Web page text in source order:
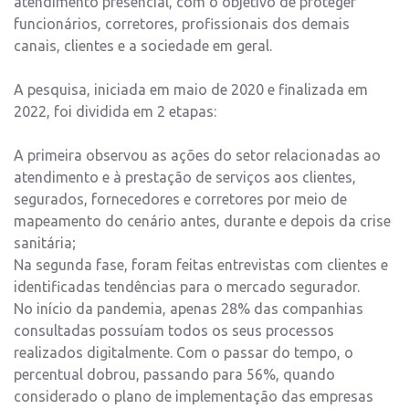
funcionários, corretores, profissionais dos demais
canais, clientes e a sociedade em geral.
A pesquisa, iniciada em maio de 2020 e finalizada em
2022, foi dividida em 2 etapas:
A primeira observou as ações do setor relacionadas ao
atendimento e à prestação de serviços aos clientes,
segurados, fornecedores e corretores por meio de
mapeamento do cenário antes, durante e depois da crise
sanitária;
Na segunda fase, foram feitas entrevistas com clientes e
identificadas tendências para o mercado segurador.
No início da pandemia, apenas 28% das companhias
consultadas possuíam todos os seus processos
realizados digitalmente. Com o passar do tempo, o
percentual dobrou, passando para 56%, quando
considerado o plano de implementação das empresas